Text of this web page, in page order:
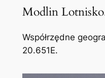
Modlin
Współrzędne
20.651E.